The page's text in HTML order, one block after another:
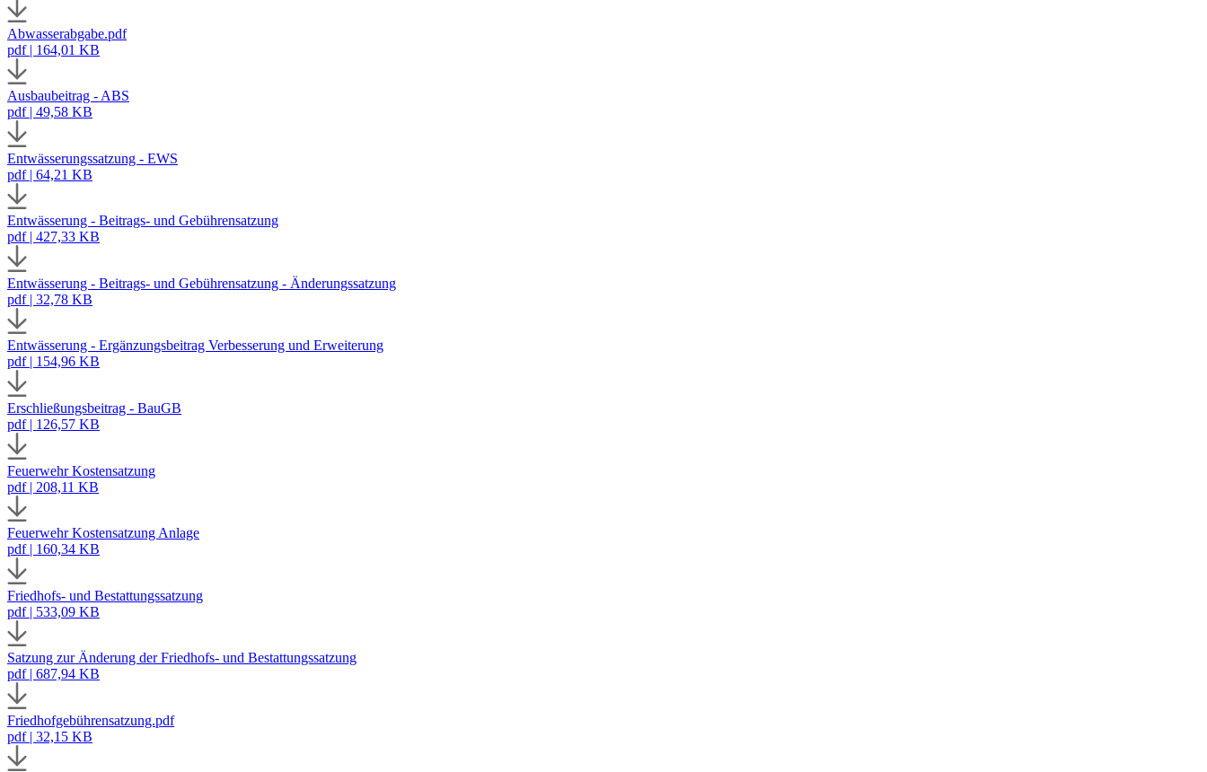
Abwasserabgabe.pdf
pdf | 164,01 KB
Ausbaubeitrag - ABS
pdf | 49,58 KB
Entwässerungssatzung - EWS
pdf | 64,21 KB
Entwässerung - Beitrags- und Gebührensatzung
pdf | 427,33 KB
Entwässerung - Beitrags- und Gebührensatzung - Änderungssatzung
pdf | 32,78 KB
Entwässerung - Ergänzungsbeitrag Verbesserung und Erweiterung
pdf | 154,96 KB
Erschließungsbeitrag - BauGB
pdf | 126,57 KB
Feuerwehr Kostensatzung
pdf | 208,11 KB
Feuerwehr Kostensatzung Anlage
pdf | 160,34 KB
Friedhofs- und Bestattungssatzung
pdf | 533,09 KB
Satzung zur Änderung der Friedhofs- und Bestattungssatzung
pdf | 687,94 KB
Friedhofgebührensatzung.pdf
pdf | 32,15 KB